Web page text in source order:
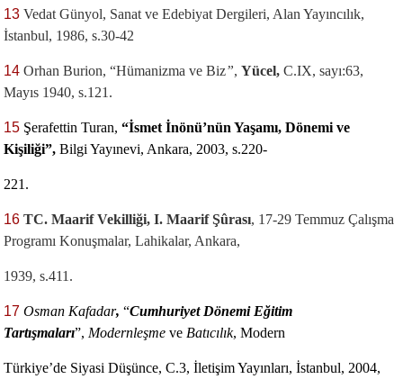
13 Vedat Günyol, Sanat ve Edebiyat Dergileri, Alan Yayıncılık,
İstanbul, 1986, s.30-42
14 Orhan Burion, “Hümanizma ve Biz”,Yücel, C.IX, sayı:63,
Mayıs 1940, s.121.
15 Şerafettin Turan,“İsmet İnönü’nün Yaşamı, Dönemi ve
Kişiliği”,Bilgi Yayınevi, Ankara, 2003, s.220-
221.
16 TC. Maarif Vekilliği, I. Maarif Şûrası, 17-29 Temmuz Çalışma
Programı Konuşmalar, Lahikalar, Ankara,
1939, s.411.
17 Osman Kafadar, “Cumhuriyet Dönemi Eğitim
Tartışmaları”, Modernleşme ve Batıcılık, Modern
Türkiye’de Siyasi Düşünce, C.3, İletişim Yayınları, İstanbul, 2004,